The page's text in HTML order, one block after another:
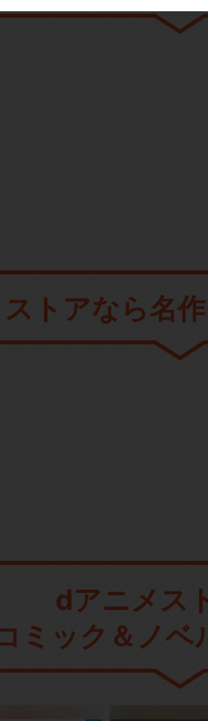
トアなら名
dアニメス
ミック＆ノベ